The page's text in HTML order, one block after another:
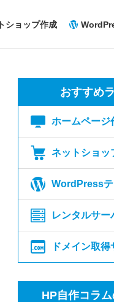
ショップ作成
おすすめ
ホームページ
ネットショッ
WordPress
レンタルサー
ドメイン取
HP自作コラ